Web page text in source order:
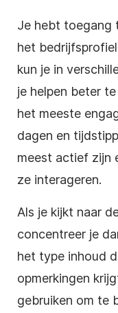
Je hebt toegang
het
kun je in
je helpen beter
het meeste
dagen en
meest actief zijn
ze interageren.
Als je kijkt naar
concentreer je
het type inhoud
opmerkingen
gebruiken om te